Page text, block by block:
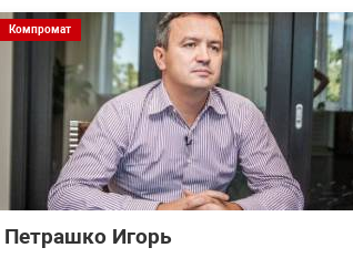
Компромат
Петрашко Игорь